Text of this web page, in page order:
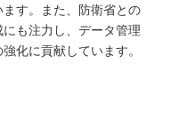
す。また、防衛省との
も注力し、データ管理
化に貢献しています。